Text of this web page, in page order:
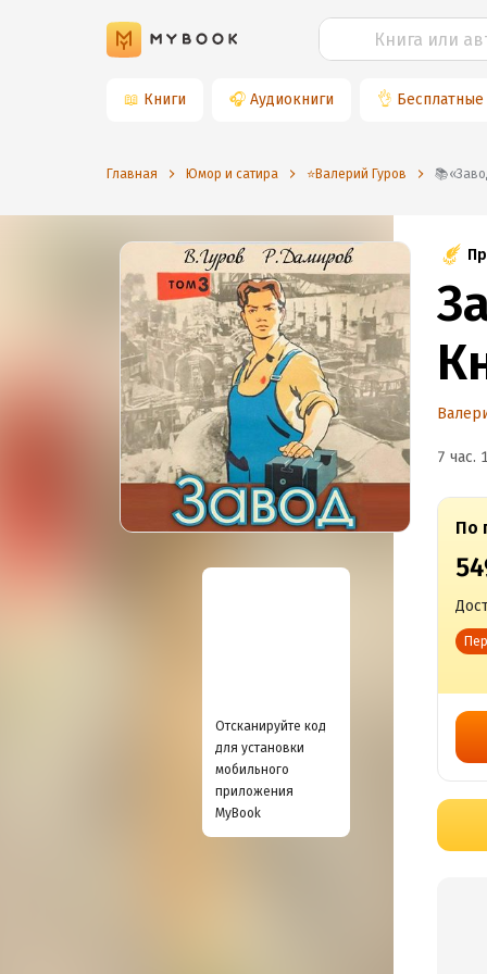
📖 Книги 🎧 Аудиокниги 👌 Бесплатные
Главная Юмор и сатира ⭐️Валерий Гуров
Отсканируйте код
для установки
мобильного
приложения
MyBook
7 час.
По